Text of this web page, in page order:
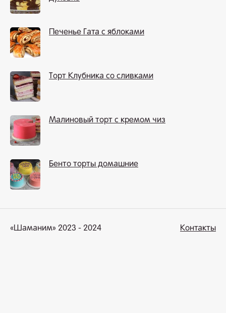
Печенье Гата с яблоками
Торт Клубника со сливками
Малиновый торт с кремом чиз
Бенто торты домашние
«Шаманим» 2023 - 2024 Контакты